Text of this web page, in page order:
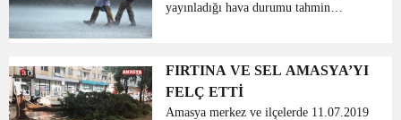
yayınladığı hava durumu tahmin
Genel Müdürlüğü (MGM), 4-10 Nisan
tarihlerini kapsayan ...
FIRTINA VE SEL AMASYA’YI
FELÇ ETTİ
Amasya merkez ve ilçelerde 11.07.2019